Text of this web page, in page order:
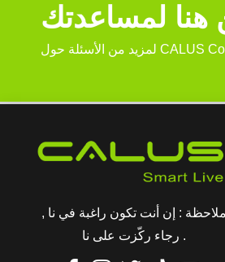
هنا لمساعدتك
ملاحظة : إن أنت تكون راغبة في نا ,
رجاء ركّزت على نا .